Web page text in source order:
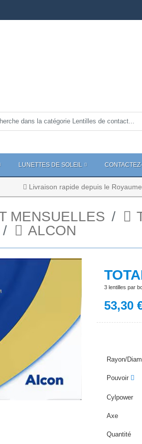
LUNETTES DE SOLEIL
Livraison rapide depuis le
MENSUELLES
ALCON
3 lentilles par
53,30
Rayon/
Pouvoir
Cylpower
Axe
Quantité